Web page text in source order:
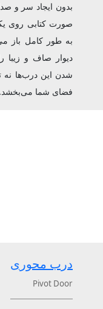
بدون ایجاد سر و
صورت کتابی روی
به طور کامل باز
دیوار صاف و زیبا
شدن این درب‌ها نه
فضای شما می‌بخشد.
درب محوری
Pivot Door